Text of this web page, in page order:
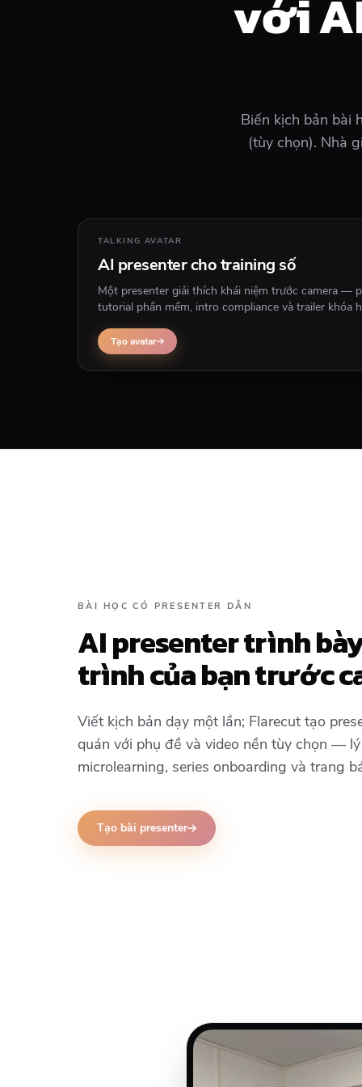
với
Biến kịch bản bài
(tùy chọn). Nhà
TALKING AVATAR
AI presenter cho training số
Một presenter giải thích khái niệm trước camera —
tutorial phần mềm, intro compliance và trailer khóa
Tạo avatar
BÀI HỌC CÓ PRESENTER DẪN
AI presenter trình
trình của bạn trước
Viết kịch bản dạy một lần; Flarecut tạo
quán với phụ đề và video nền tùy chọn —
microlearning, series onboarding và trang
Tạo bài presenter